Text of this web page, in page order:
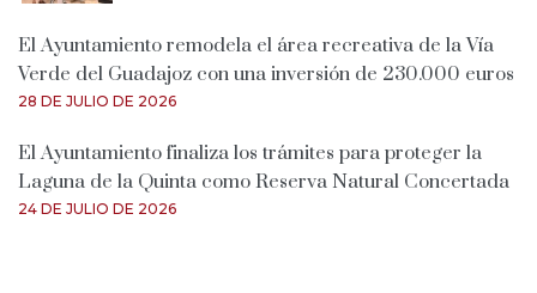
El Ayuntamiento remodela el área recreativa de la Vía
Verde del Guadajoz con una inversión de 230.000 euros
28 DE JULIO DE 2026
El Ayuntamiento finaliza los trámites para proteger la
Laguna de la Quinta como Reserva Natural Concertada
24 DE JULIO DE 2026